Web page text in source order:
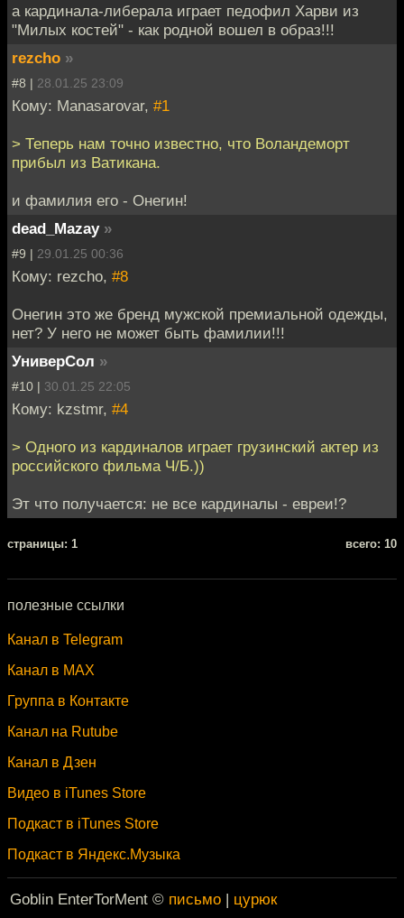
а кардинала-либерала играет педофил Харви из
"Милых костей" - как родной вошел в образ!!!
rezcho »
#8 | 28.01.25 23:09
Кому: Manasarovar, #1
> Теперь нам точно известно, что Воландеморт
прибыл из Ватикана.
и фамилия его - Онегин!
dead_Mazay »
#9 | 29.01.25 00:36
Кому: rezcho, #8
Онегин это же бренд мужской премиальной одежды,
нет? У него не может быть фамилии!!!
УниверСол »
#10 | 30.01.25 22:05
Кому: kzstmr, #4
> Одного из кардиналов играет грузинский актер из
российского фильма Ч/Б.))
Эт что получается: не все кардиналы - евреи!?
cтраницы: 1 всего: 10
полезные ссылки
Канал в Telegram
Канал в MAX
Группа в Контакте
Канал на Rutube
Канал в Дзен
Видео в iTunes Store
Подкаст в iTunes Store
Подкаст в Яндекс.Музыка
Goblin EnterTorMent © письмо | цурюк